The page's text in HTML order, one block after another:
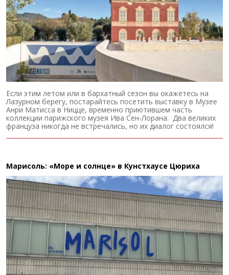
Если этим летом или в бархатный сезон вы окажетесь на
Лазурном берегу, постарайтесь посетить выставку в Музее
Анри Матисса в Ницце, временно приютившем часть
коллекции парижского музея Ива Сен-Лорана. Два великих
француза никогда не встречались, но их диалог состоялся!
Марисоль: «Море и солнце» в Кунстхаусе Цюриха